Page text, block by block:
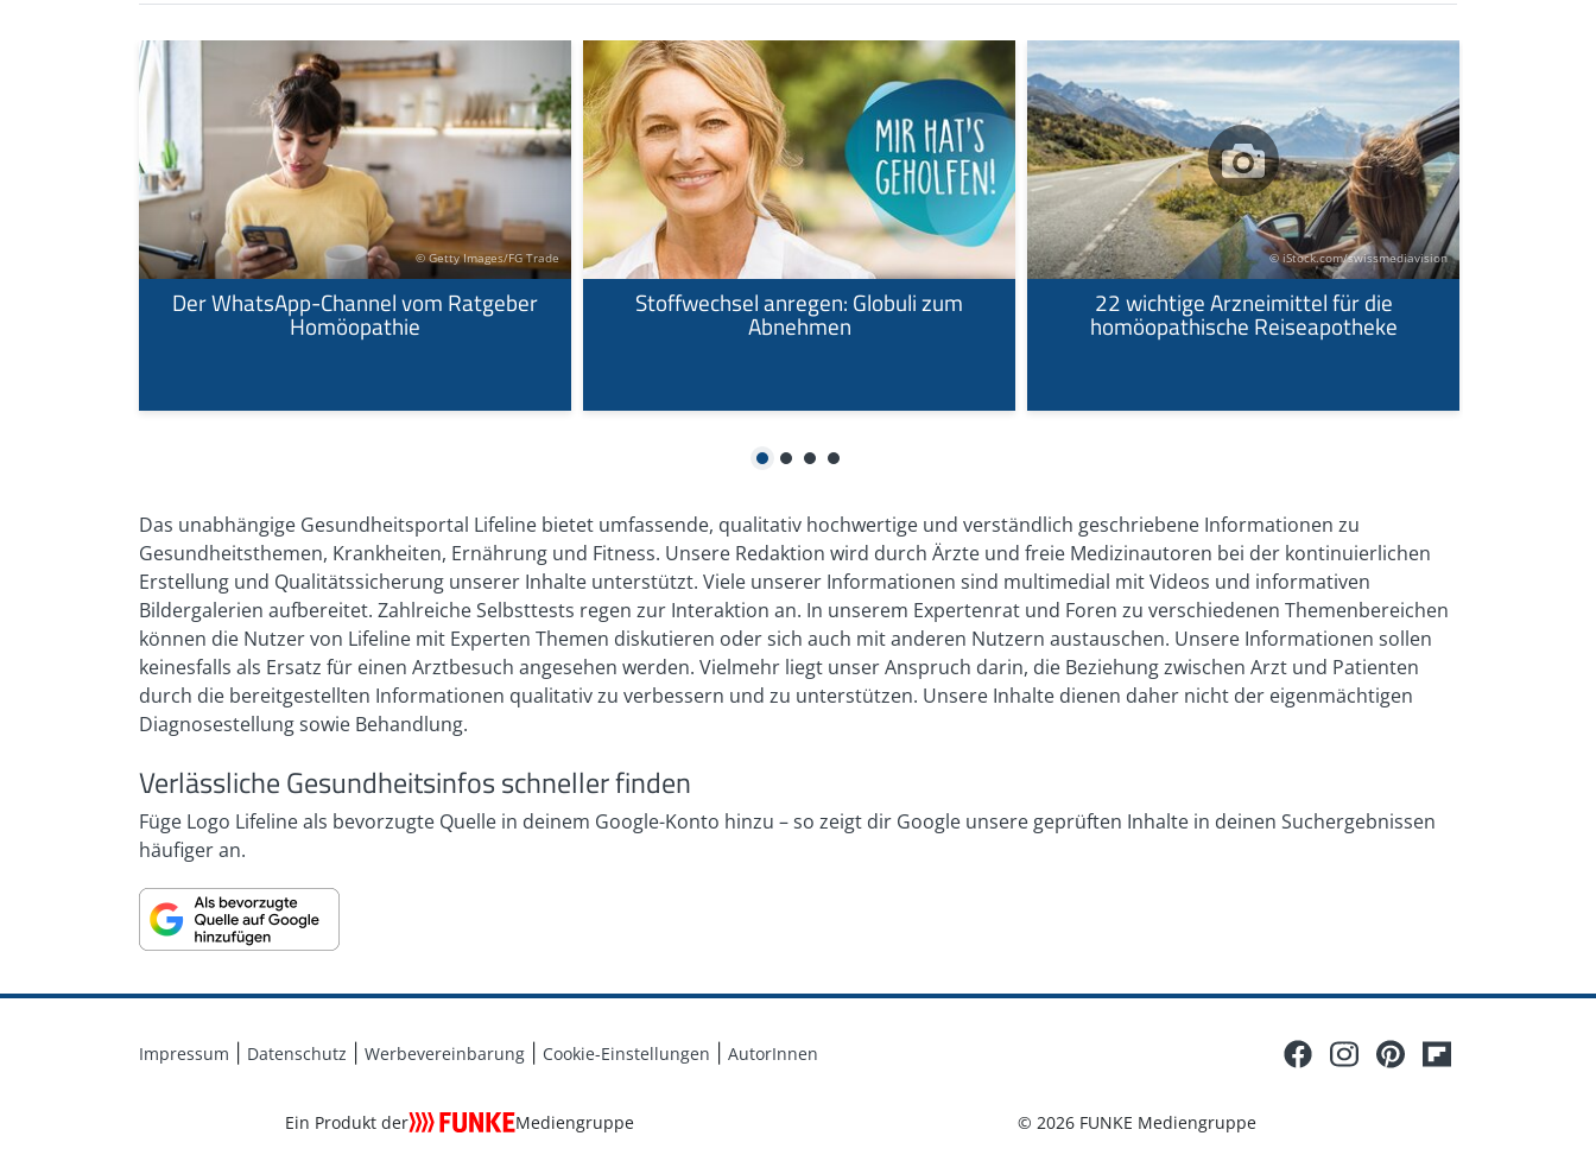
© Getty Images/FG Trade
Der WhatsApp-Channel vom Ratgeber
Homöopathie
Stoffwechsel anregen: Globuli zum
Abnehmen
© iStock.com/swissmediavision
22 wichtige Arzneimittel für die
homöopathische Reiseapotheke
1 2 3 4
Das unabhängige Gesundheitsportal Lifeline bietet umfassende, qualitativ hochwertige und verständlich geschriebene Informationen zu
Gesundheitsthemen, Krankheiten, Ernährung und Fitness. Unsere Redaktion wird durch Ärzte und freie Medizinautoren bei der kontinuierlichen
Erstellung und Qualitätssicherung unserer Inhalte unterstützt. Viele unserer Informationen sind multimedial mit Videos und informativen
Bildergalerien aufbereitet. Zahlreiche Selbsttests regen zur Interaktion an. In unserem Expertenrat und Foren zu verschiedenen Themenbereichen
können die Nutzer von Lifeline mit Experten Themen diskutieren oder sich auch mit anderen Nutzern austauschen. Unsere Informationen sollen
keinesfalls als Ersatz für einen Arztbesuch angesehen werden. Vielmehr liegt unser Anspruch darin, die Beziehung zwischen Arzt und Patienten
durch die bereitgestellten Informationen qualitativ zu verbessern und zu unterstützen. Unsere Inhalte dienen daher nicht der eigenmächtigen
Diagnosestellung sowie Behandlung.
Verlässliche Gesundheitsinfos schneller finden
Füge Logo Lifeline als bevorzugte Quelle in deinem Google-Konto hinzu – so zeigt dir Google unsere geprüften Inhalte in deinen Suchergebnissen
häufiger an.
Impressum Datenschutz Werbevereinbarung Cookie-Einstellungen AutorInnen
Ein Produkt der Mediengruppe © 2026 FUNKE Mediengruppe